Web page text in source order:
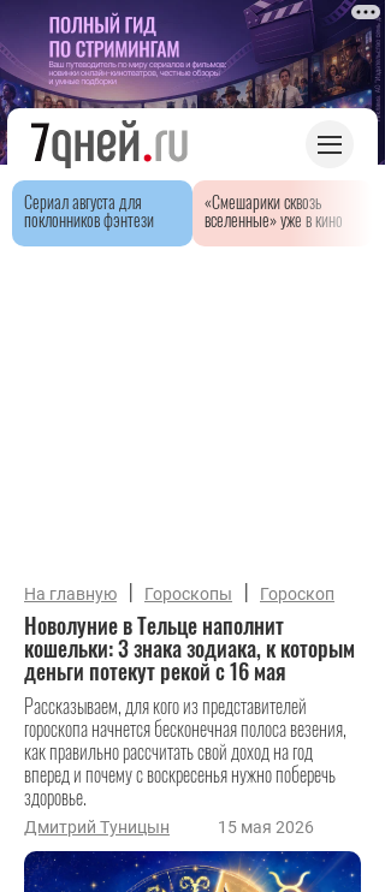
Сериал августа для
поклонников фэнтези
«Смешарики сквозь
вселенные» уже в кино
На главную | Гороскопы | Гороскоп
Новолуние в Тельце наполнит
кошельки: 3 знака зодиака, к которым
деньги потекут рекой с 16 мая
Рассказываем, для кого из представителей
гороскопа начнется бесконечная полоса везения,
как правильно рассчитать свой доход на год
вперед и почему с воскресенья нужно поберечь
здоровье.
Дмитрий Туницын 15 мая 2026